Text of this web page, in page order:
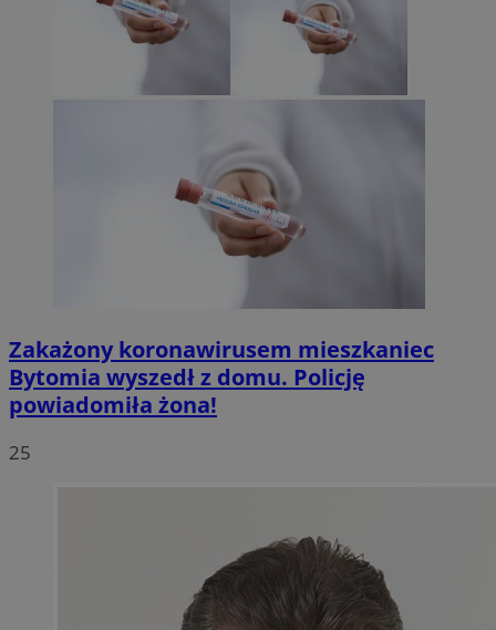
Zakażony koronawirusem mieszkaniec
Bytomia wyszedł z domu. Policję
powiadomiła żona!
25